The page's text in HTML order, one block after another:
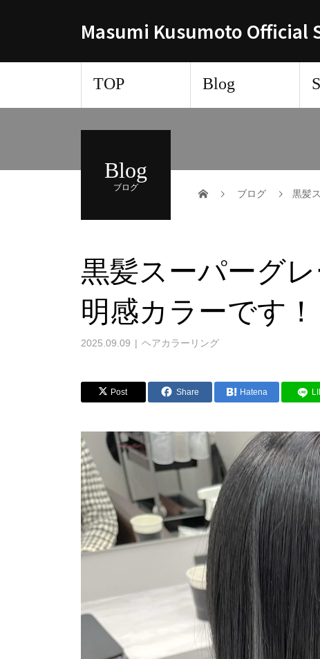
Masumi Kusumoto Official
TOP Blog
Blog
ブログ
ブログ 黒髪
黒髪スーパーグ
明感カラーです！
2025.09.09 ヘアカラーリング
Post Share Hatena